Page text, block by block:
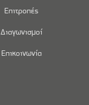
Επιτροπές
Διαγωνισμοί
Επικοινωνία